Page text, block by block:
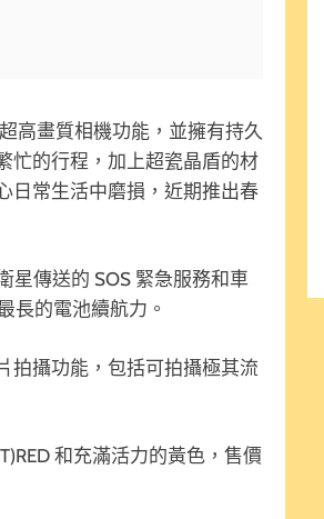
高畫質相機功能，並擁有持久
忙的行程，加上超瓷晶盾的材
日常生活中磨損，近期推出春
星傳送的 SOS 緊急服務和車
長的電池續航力。
拍攝功能，包括可拍攝極其流
和充滿活力的黃色，售價